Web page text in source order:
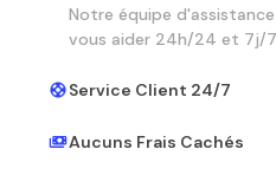
Notre équipe
vous aider 24h/24 et 7j/
Service Client 24/7
Aucuns Frais Cachés